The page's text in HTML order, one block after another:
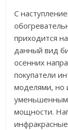
С
приходится
данный вид
осенних
покупатели
моделями, но
мощности.